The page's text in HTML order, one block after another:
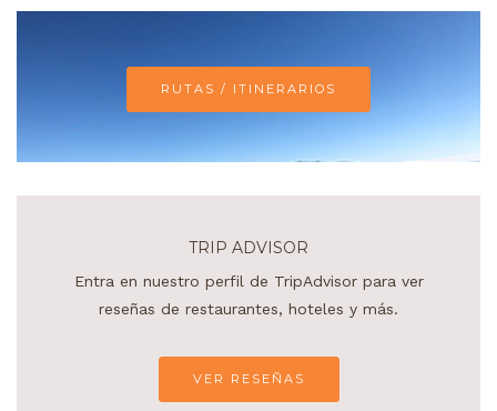
RUTAS / ITINERARIOS
TRIP ADVISOR
Entra en nuestro perfil de TripAdvisor para ver
reseñas de restaurantes, hoteles y más.
VER RESEÑAS